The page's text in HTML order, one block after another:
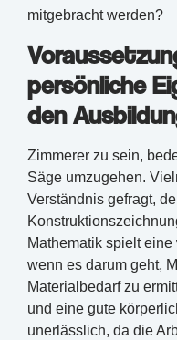
mitgebracht werden?
persönliche
den
Zimmerer zu sein,
Säge umzugehen.
Verständnis gefragt,
Mathematik spielt
wenn es darum geht,
Materialbedarf zu
und eine gute
unerlässlich, da die